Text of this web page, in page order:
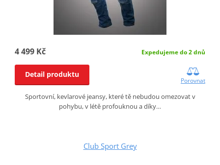
4 499 Kč Expedujeme do 2 dnů
Detail produktu
Porovnat
Sportovní, kevlarové jeansy, které tě nebudou omezovat v
pohybu, v létě profouknou a díky…
Club Sport Grey